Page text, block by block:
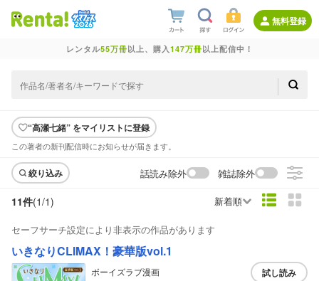
無料登録
レンタル55万冊以上、購入147万冊以上配信中！
“高瀬七緒” をマイリストに登録
この著者の新刊配信時にお知らせが届きます。
絞り込み 話読み除外 雑誌除外
11件(1/1) 新着順
セーフサーチ設定により非表示の作品があります
いきなりCLIMAX！豪華版vol.1
ボーイズラブ漫画
試し読み